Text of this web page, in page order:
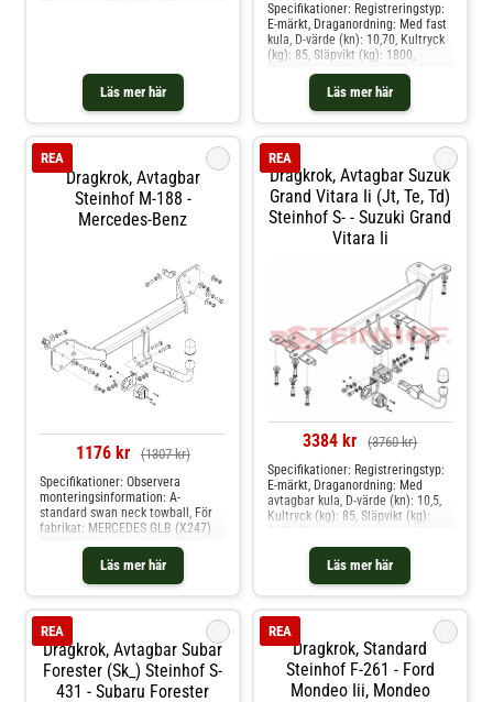
Läs mer här Läs mer här
Specifikationer: Registreringstyp:
E-märkt, Draganordning: Med fast
kula, D-värde (kn): 10,70, Kultryck
(kg): 85, Släpvikt (kg): 1800,
Monteringstid (i tim): 2,5,
Specifikation: Kräver modifiering
av stötfångare Produkten passar
dessa bilmodelle: chrysler voyager
voyager van iv, dodge ram van
Dragkrok, Avtagbar
Steinhof M-188 -
Mercedes-Benz
REA
1176 kr (1307 kr)
Läs mer här
Specifikationer: Observera
monteringsinformation: A-
standard swan neck towball, För
fabrikat: MERCEDES GLB (X247)
08/2019-, Draganordning: Med
avtagbar kula, D-värde (kn): 10.90,
Kultryck (kg): 120, Släpvikt (kg):
2000, Mekaniskt bearbetad: Med
bearbetad: Demont. av
stötstänger nödvändig,
Monteringstid (i tim): 2,0h
Produkten passar dessa
bilmodelle: mercedes-benz a-klass
[w177], a-klass sedan [v177], b-
Dragkrok, Avtagbar Suzuk
Grand Vitara Ii (jt, Te, Td)
Steinhof S- - Suzuki Grand
Vitara Ii
REA
3384 kr (3760 kr)
Läs mer här
Specifikationer: Registreringstyp:
E-märkt, Draganordning: Med
avtagbar kula, D-värde (kn): 10,5,
Kultryck (kg): 85, Släpvikt (kg):
Specifikation: Kräver modifiering
av stötfångare Produkten passar
dessa bilmodelle: suzuki grand
Dragkrok, Avtagbar Subar
Forester (sk_) Steinhof S-
431 - Subaru Forester
REA
Dragkrok, Standard
Steinhof F-261 - Ford
Mondeo Iii, Mondeo
REA